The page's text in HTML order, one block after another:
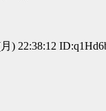
月) 22:38:12